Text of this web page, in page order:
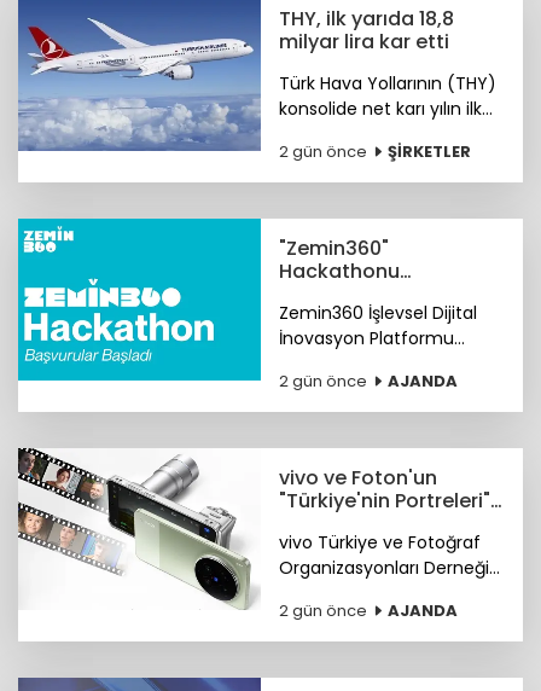
THY, ilk yarıda 18,8
milyar lira kar etti
Türk Hava Yollarının (THY)
konsolide net karı yılın ilk
milyon lira oldu.
2 gün önce ŞİRKETLER
"Zemin360"
Hackathonu
Zemin360 İşlevsel Dijital
İnovasyon Platformu
geçiyor. Son başvuru tarihi
7 Eylül 2026. Başvurular
2 gün önce AJANDA
vivo ve Foton'un
"Türkiye'nin Portreleri"
vivo Türkiye ve Fotoğraf
Organizasyonları Derneği
Portreleri” temalı
fotoğrafçılık yarışmasını
2 gün önce AJANDA